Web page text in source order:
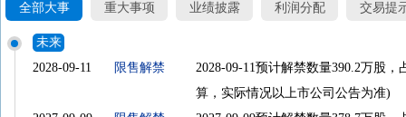
全部大事 重大事项 业绩披露 利润分配 交易提
未来
2028-09-11
限售解禁
2028-09-11预计解禁数量390.2万股
算，实际情况以上市公司公告为准)